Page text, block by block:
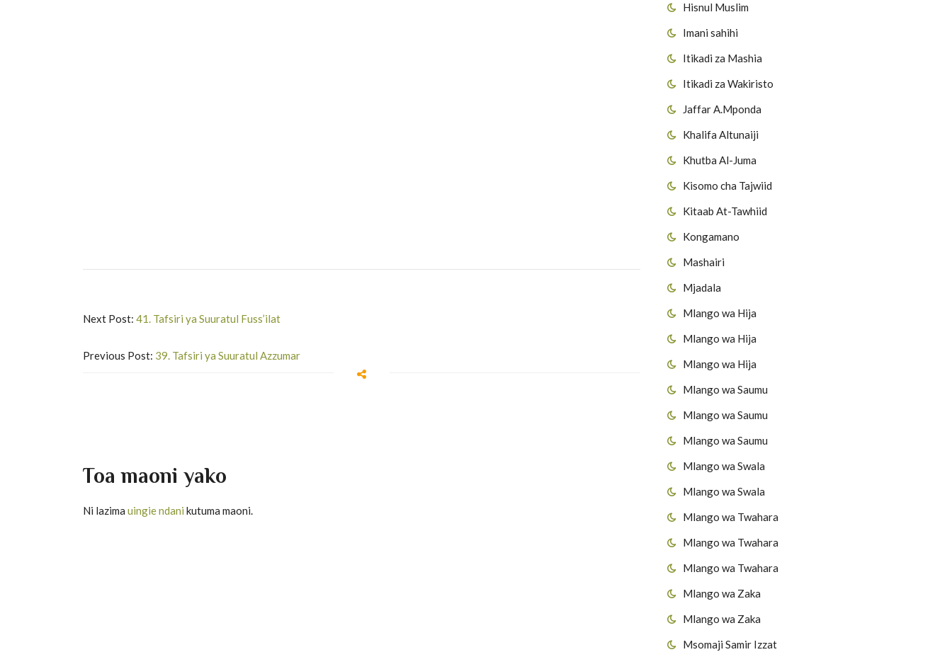
Hisnul Muslim
Imani sahihi
Itikadi za Mashia
Itikadi za Wakiristo
Jaffar A.Mponda
Khalifa Altunaiji
Khutba Al-Juma
Kisomo cha Tajwiid
Kitaab At-Tawhiid
Kongamano
Mashairi
Mjadala
Mlango wa Hija
Mlango wa Hija
Mlango wa Hija
Mlango wa Saumu
Mlango wa Saumu
Mlango wa Saumu
Mlango wa Swala
Mlango wa Swala
Mlango wa Twahara
Mlango wa Twahara
Mlango wa Twahara
Mlango wa Zaka
Mlango wa Zaka
Msomaji Samir Izzat
Next Post: 41. Tafsiri ya Suuratul Fuss’ilat
Previous Post: 39. Tafsiri ya Suuratul Azzumar
Toa maoni yako
Ni lazima uingie ndani kutuma maoni.